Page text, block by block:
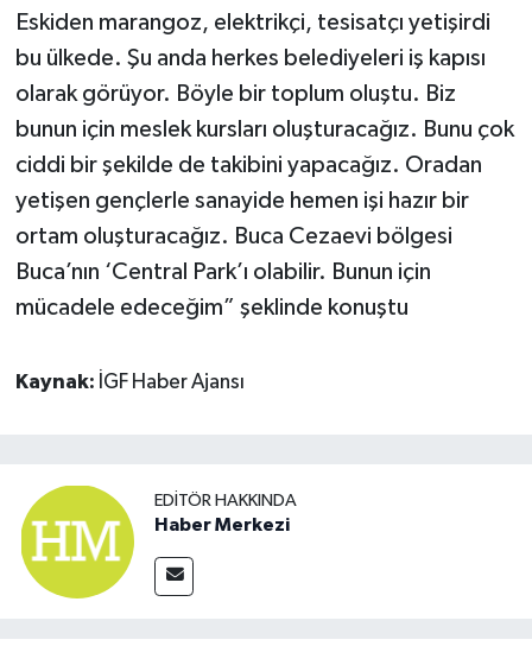
Eskiden marangoz, elektrikçi, tesisatçı yetişirdi
bu ülkede. Şu anda herkes belediyeleri iş kapısı
olarak görüyor. Böyle bir toplum oluştu. Biz
bunun için meslek kursları oluşturacağız. Bunu çok
ciddi bir şekilde de takibini yapacağız. Oradan
yetişen gençlerle sanayide hemen işi hazır bir
ortam oluşturacağız. Buca Cezaevi bölgesi
Buca’nın ‘Central Park’ı olabilir. Bunun için
mücadele edeceğim” şeklinde konuştu
Kaynak: İGF Haber Ajansı
EDITÖR HAKKINDA
Haber Merkezi